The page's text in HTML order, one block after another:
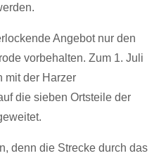
Angebot nur den
vorbehalten. Zum 1. Juli
mit der Harzer
die sieben Ortsteile der
denn die Strecke durch das